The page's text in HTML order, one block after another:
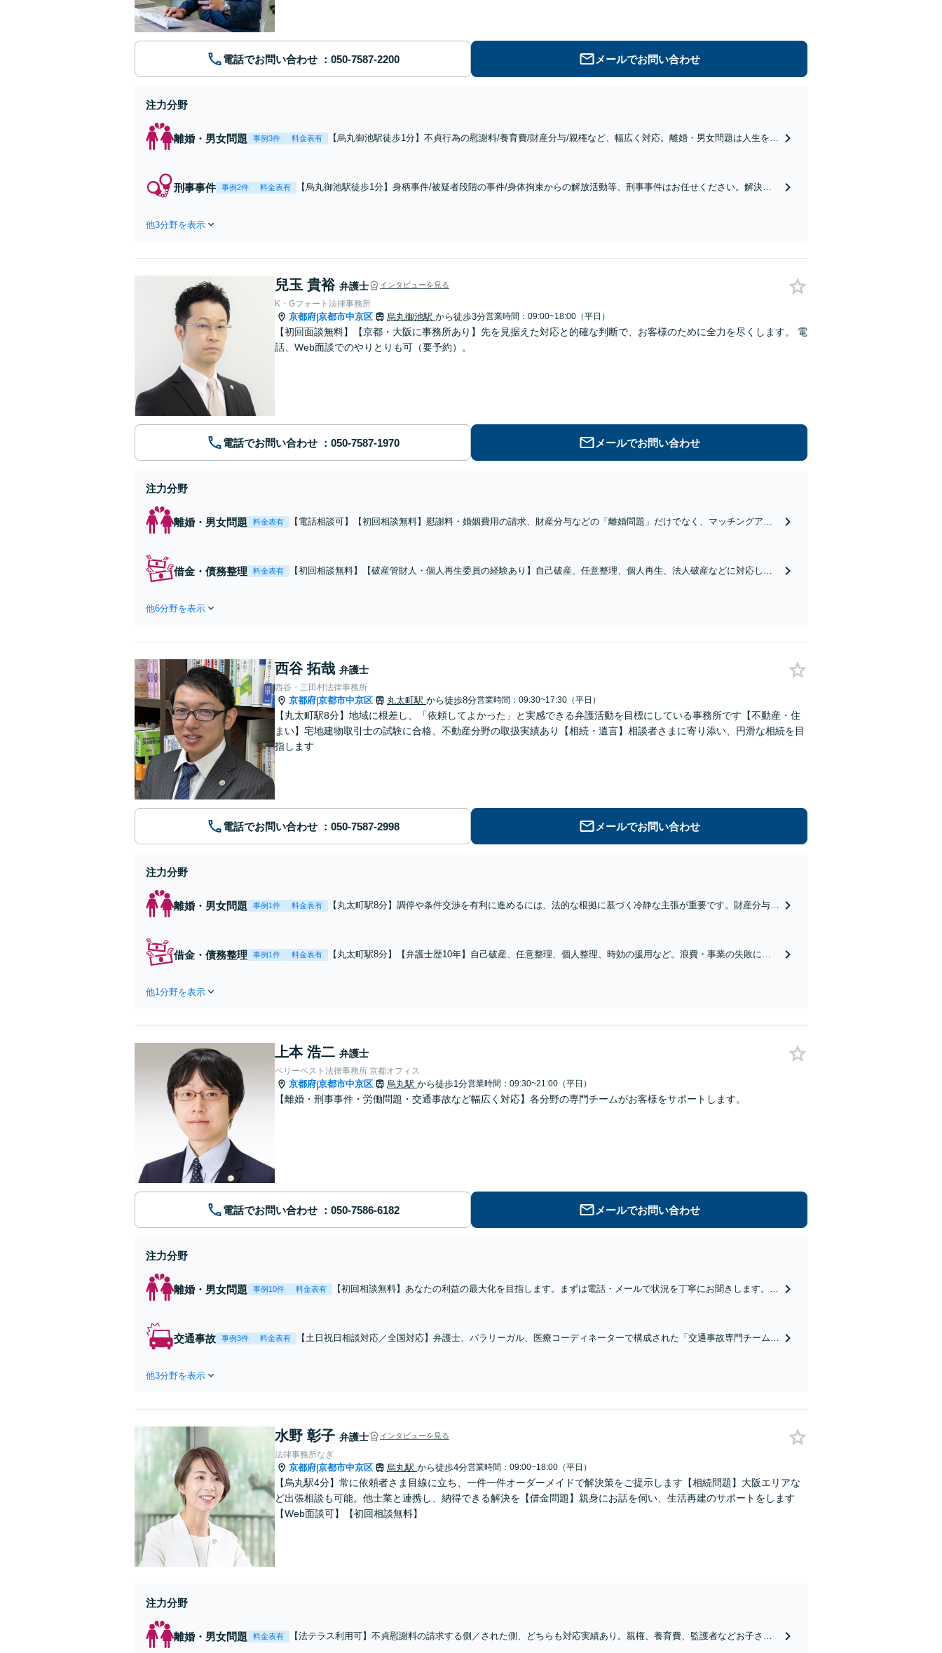
電話でお問い合わせ メールでお問い合わせ
注力分野
離婚・男女問題 事例3件 料金表有
【烏丸御池駅徒歩1分】不貞行為の慰謝料/養育費/財産分与/親権など、幅広く対応。離婚・男女問題は人生を大
刑事事件 事例2件 料金表有
【烏丸御池駅徒歩1分】身柄事件/被疑者段階の事件/身体拘束からの解放活動等、刑事事件はお任せください。解決は
他3分野を表示
兒玉 貴裕 弁護士 インタビューを見る
K・Gフォート法律事務所
京都府|京都市中京区 烏丸御池駅 から徒歩3分営業時間：09:00~18:00（平日）
【初回面談無料】【京都・大阪に事務所あり】先を見据えた対応と的確な判断で、お客様のために全力を尽くします。 電
話、Web面談でのやりとりも可（要予約）。
電話でお問い合わせ メールでお問い合わせ
注力分野
離婚・男女問題 料金表有
【電話相談可】【初回相談無料】慰謝料・婚姻費用の請求、財産分与などの「離婚問題」だけでなく、マッチングアプ
借金・債務整理 料金表有
【初回相談無料】【破産管財人・個人再生委員の経験あり】自己破産、任意整理、個人再生、法人破産などに対応しま
他6分野を表示
西谷 拓哉 弁護士
西谷・三田村法律事務所
京都府|京都市中京区 丸太町駅 から徒歩8分営業時間：09:30~17:30（平日）
【丸太町駅8分】地域に根差し、「依頼してよかった」と実感できる弁護活動を目標にしている事務所です【不動産・住
まい】宅地建物取引士の試験に合格、不動産分野の取扱実績あり【相続・遺言】相談者さまに寄り添い、円滑な相続を目
指します
電話でお問い合わせ メールでお問い合わせ
注力分野
離婚・男女問題 事例1件 料金表有
【丸太町駅8分】調停や条件交渉を有利に進めるには、法的な根拠に基づく冷静な主張が重要です。財産分与／
借金・債務整理 事例1件 料金表有
【丸太町駅8分】【弁護士歴10年】自己破産、任意整理、個人整理、時効の援用など。浪費・事業の失敗によ
他1分野を表示
上本 浩二 弁護士
ベリーベスト法律事務所 京都オフィス
京都府|京都市中京区 烏丸駅 から徒歩1分営業時間：09:30~21:00（平日）
【離婚・刑事事件・労働問題・交通事故など幅広く対応】各分野の専門チームがお客様をサポートします。
電話でお問い合わせ メールでお問い合わせ
注力分野
離婚・男女問題 事例10件 料金表有
【初回相談無料】あなたの利益の最大化を目指します。まずは電話・メールで状況を丁寧にお聞きします。
交通事故 事例3件 料金表有
【土日祝日相談対応／全国対応】弁護士、パラリーガル、医療コーディネーターで構成された「交通事故専門チーム」
他3分野を表示
水野 彰子 弁護士 インタビューを見る
法律事務所なぎ
京都府|京都市中京区 烏丸駅 から徒歩4分営業時間：09:00~18:00（平日）
【烏丸駅4分】常に依頼者さま目線に立ち、一件一件オーダーメイドで解決策をご提示します【相続問題】大阪エリアな
ど出張相談も可能。他士業と連携し、納得できる解決を【借金問題】親身にお話を伺い、生活再建のサポートをします
【Web面談可】【初回相談無料】
注力分野
離婚・男女問題 料金表有
【法テラス利用可】不貞慰謝料の請求する側／された側、どちらも対応実績あり。親権、養育費、監護者などお子さま